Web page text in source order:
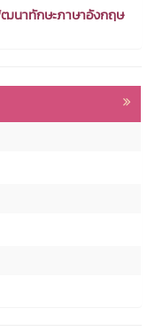
นาทักษะภาษาอังกฤษ